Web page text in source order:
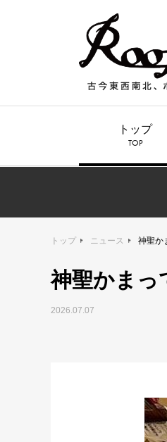
トップ
TOP
トップ ニュース 神聖か
神聖かまっ
2026.07.07